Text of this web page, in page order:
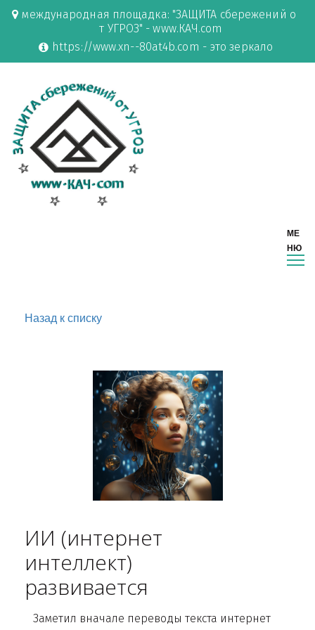
международная площадка: "ЗАЩИТА сбережений о
т УГРОЗ" - www.КАЧ.com
https://www.xn--80at4b.com - это зеркало
Назад к списку
ИИ (интернет
интеллект)
развивается
Заметил вначале переводы текста интернет